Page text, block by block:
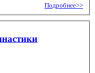
Подробнее>>